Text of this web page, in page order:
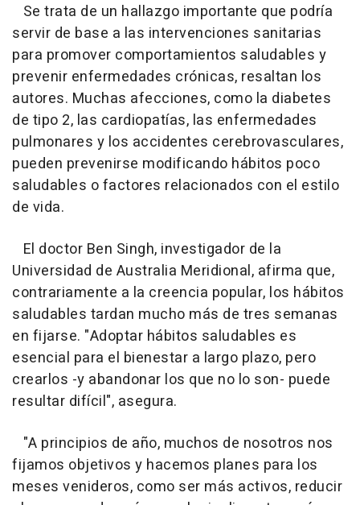
Se trata de un hallazgo importante que podría
servir de base a las intervenciones sanitarias
para promover comportamientos saludables y
prevenir enfermedades crónicas, resaltan los
autores. Muchas afecciones, como la diabetes
de tipo 2, las cardiopatías, las enfermedades
pulmonares y los accidentes cerebrovasculares,
pueden prevenirse modificando hábitos poco
saludables o factores relacionados con el estilo
de vida.
El doctor Ben Singh, investigador de la
Universidad de Australia Meridional, afirma que,
contrariamente a la creencia popular, los hábitos
saludables tardan mucho más de tres semanas
en fijarse. "Adoptar hábitos saludables es
esencial para el bienestar a largo plazo, pero
crearlos -y abandonar los que no lo son- puede
resultar difícil", asegura.
"A principios de año, muchos de nosotros nos
fijamos objetivos y hacemos planes para los
meses venideros, como ser más activos, reducir